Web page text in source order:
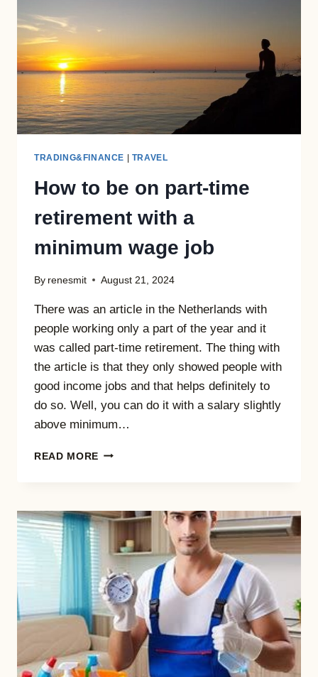
TRADING&FINANCE TRAVEL
How to be on part-time
retirement with a
minimum wage job
By renesmit August 21, 2024
There was an article in the Netherlands with
people working only a part of the year and it
was called part-time retirement. The thing with
the article is that they only showed people with
good income jobs and that helps definitely to
do so. Well, you can do it with a salary slightly
above minimum…
READ MORE HOW
PART-
TIME
RETIREMENT
WITH
A
MINIMUM
WAGE JOB